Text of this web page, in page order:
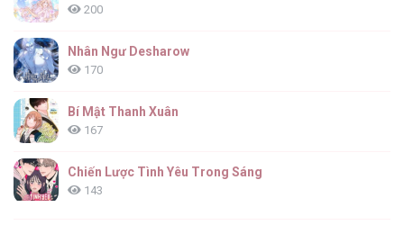
– Chap 5
– Chap 4
200
Nhân Ngư Desharow
170
Bí Mật Thanh Xuân
167
Chiến Lược Tình Yêu Trong Sáng
143